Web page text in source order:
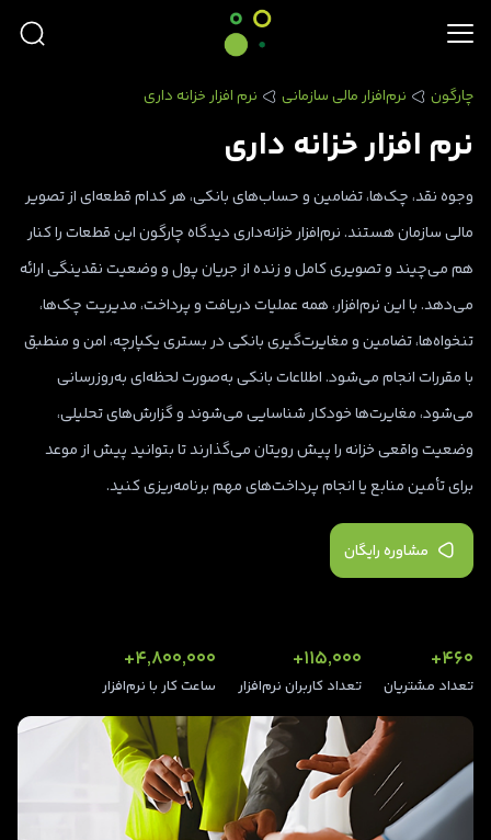
چارگون نرم‌افزار مالی سازمانی نرم افزار خزانه‌ داری
نرم افزار خزانه‌ داری
وجوه نقد، چک‌ها، تضامین و حساب‌های بانکی، هر کدام قطعه‌ای از تصویر
مالی سازمان هستند. نرم‌افزار خزانه‌داری دیدگاه چارگون این قطعات را کنار
هم می‌چیند و تصویری کامل و زنده از جریان پول و وضعیت نقدینگی ارائه
می‌دهد. با این نرم‌افزار، همه عملیات دریافت و پرداخت، مدیریت چک‌ها،
تنخواه‌ها، تضامین و مغایرت‌گیری بانکی در بستری یکپارچه، امن و منطبق
با مقررات انجام می‌شود. اطلاعات بانکی به‌صورت لحظه‌ای به‌روزرسانی
می‌شود، مغایرت‌ها خودکار شناسایی می‌شوند و گزارش‌های تحلیلی،
وضعیت واقعی خزانه را پیش رویتان می‌گذارند تا بتوانید پیش از موعد
برای تأمین منابع یا انجام پرداخت‌های مهم برنامه‌ریزی کنید.
مشاوره رایگان
460+
تعداد مشتریان
115,000+
تعداد کاربران نرم‌افزار
4,800,000+
ساعت کار با نرم‌افزار